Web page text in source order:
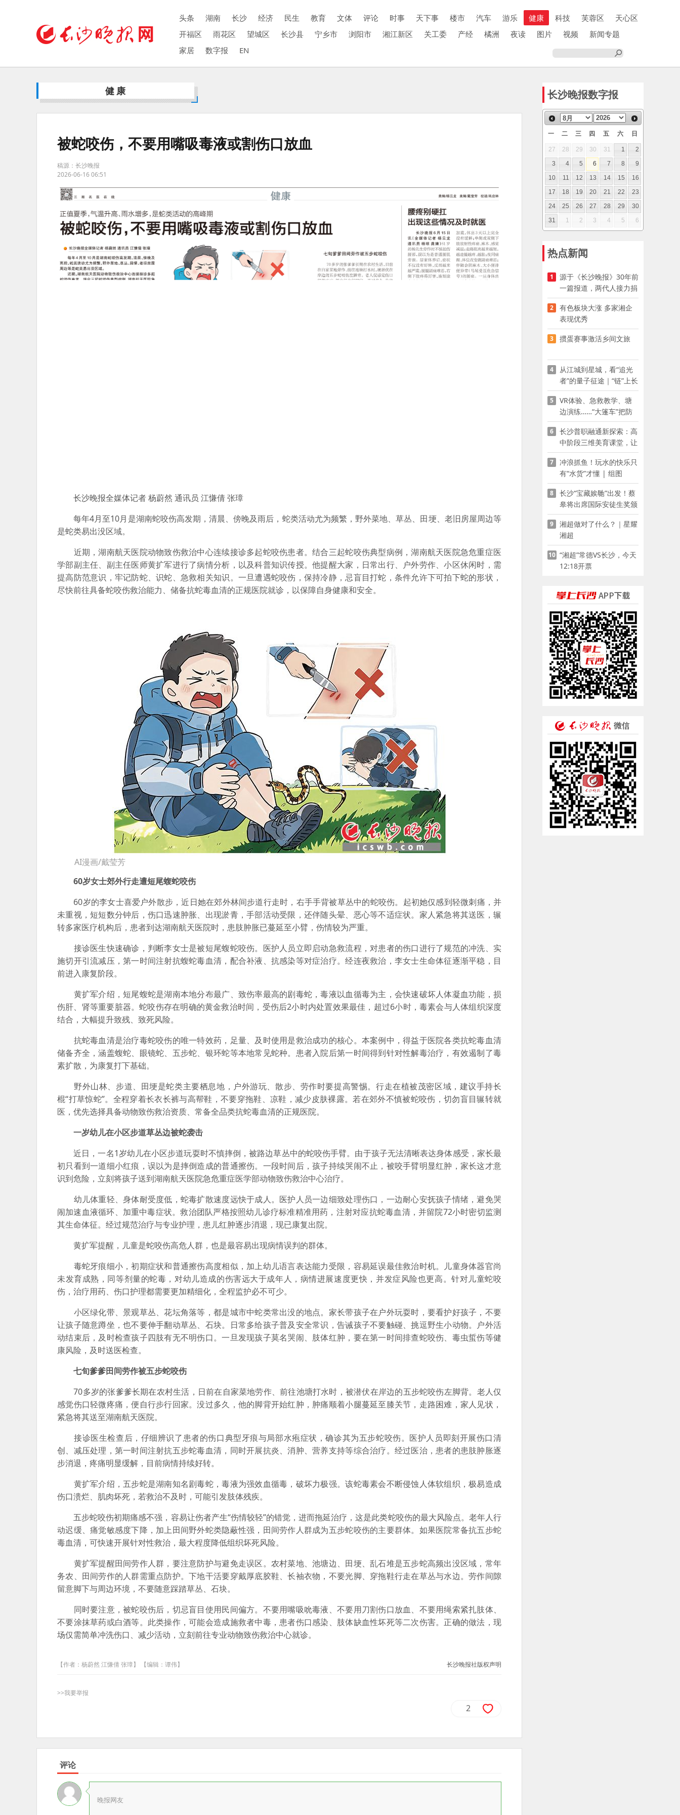
头条 湖南 长沙 经济 民生 教育 文体 评论 时事 天下事 楼市 汽车 游乐 健康 科技 芙蓉区
天心区
开福区
雨花区 望城区 长沙县 宁乡市 浏阳市 湘江新区 关工委 产经 橘洲 夜读 图片 视频
新闻专题
家居
数字报 EN
健康
被蛇咬伤，不要用嘴吸毒液或割伤口放血
稿源：长沙晚报
2026-06-16 06:51
长沙晚报全媒体记者 杨蔚然 通讯员 江慊倩 张璋
每年4月至10月是湖南蛇咬伤高发期，清晨、傍晚及雨后，蛇类活动尤为频繁，野外菜地、草丛、田埂、老旧房屋周边等
是蛇类易出没区域。
近期，湖南航天医院动物致伤救治中心连续接诊多起蛇咬伤患者。结合三起蛇咬伤典型病例，湖南航天医院急危重症医
学部副主任、副主任医师黄扩军进行了病情分析，以及科普知识传授。他提醒大家，日常出行、户外劳作、小区休闲时，需
提高防范意识，牢记防蛇、识蛇、急救相关知识。一旦遭遇蛇咬伤，保持冷静，忌盲目打蛇，条件允许下可拍下蛇的形状，
尽快前往具备蛇咬伤救治能力、储备抗蛇毒血清的正规医院就诊，以保障自身健康和安全。
AI漫画/戴莹芳
60岁女士郊外行走遭短尾蝮蛇咬伤
60岁的李女士喜爱户外散步，近日她在郊外林间步道行走时，右手手背被草丛中的蛇咬伤。起初她仅感到轻微刺痛，并
未重视，短短数分钟后，伤口迅速肿胀、出现淤青，手部活动受限，还伴随头晕、恶心等不适症状。家人紧急将其送医，辗
转多家医疗机构后，患者到达湖南航天医院时，患肢肿胀已蔓延至小臂，伤情较为严重。
接诊医生快速确诊，判断李女士是被短尾蝮蛇咬伤。医护人员立即启动急救流程，对患者的伤口进行了规范的冲洗、实
施切开引流减压，第一时间注射抗蝮蛇毒血清，配合补液、抗感染等对症治疗。经连夜救治，李女士生命体征逐渐平稳，目
前进入康复阶段。
黄扩军介绍，短尾蝮蛇是湖南本地分布最广、致伤率最高的剧毒蛇，毒液以血循毒为主，会快速破坏人体凝血功能，损
伤肝、肾等重要脏器。蛇咬伤存在明确的黄金救治时间，受伤后2小时内处置效果最佳，超过6小时，毒素会与人体组织深度
结合，大幅提升致残、致死风险。
抗蛇毒血清是治疗毒蛇咬伤的唯一特效药，足量、及时使用是救治成功的核心。本案例中，得益于医院各类抗蛇毒血清
储备齐全，涵盖蝮蛇、眼镜蛇、五步蛇、银环蛇等本地常见蛇种。患者入院后第一时间得到针对性解毒治疗，有效遏制了毒
素扩散，为康复打下基础。
野外山林、步道、田埂是蛇类主要栖息地，户外游玩、散步、劳作时要提高警惕。行走在植被茂密区域，建议手持长
棍“打草惊蛇”。全程穿着长衣长裤与高帮鞋，不要穿拖鞋、凉鞋，减少皮肤裸露。若在郊外不慎被蛇咬伤，切勿盲目辗转就
医，优先选择具备动物致伤救治资质、常备全品类抗蛇毒血清的正规医院。
一岁幼儿在小区步道草丛边被蛇袭击
近日，一名1岁幼儿在小区步道玩耍时不慎摔倒，被路边草丛中的蛇咬伤手臂。由于孩子无法清晰表达身体感受，家长最
初只看到一道细小红痕，误以为是摔倒造成的普通擦伤。一段时间后，孩子持续哭闹不止，被咬手臂明显红肿，家长这才意
识到危险，立刻将孩子送到湖南航天医院急危重症医学部动物致伤救治中心治疗。
幼儿体重轻、身体耐受度低，蛇毒扩散速度远快于成人。医护人员一边细致处理伤口，一边耐心安抚孩子情绪，避免哭
闹加速血液循环、加重中毒症状。救治团队严格按照幼儿诊疗标准精准用药，注射对应抗蛇毒血清，并留院72小时密切监测
其生命体征。经过规范治疗与专业护理，患儿红肿逐步消退，现已康复出院。
黄扩军提醒，儿童是蛇咬伤高危人群，也是最容易出现病情误判的群体。
毒蛇牙痕细小，初期症状和普通擦伤高度相似，加上幼儿语言表达能力受限，容易延误最佳救治时机。儿童身体器官尚
未发育成熟，同等剂量的蛇毒，对幼儿造成的伤害远大于成年人，病情进展速度更快，并发症风险也更高。针对儿童蛇咬
伤，治疗用药、伤口护理都需要更加精细化，全程监护必不可少。
小区绿化带、景观草丛、花坛角落等，都是城市中蛇类常出没的地点。家长带孩子在户外玩耍时，要看护好孩子，不要
让孩子随意蹲坐，也不要伸手翻动草丛、石块。日常多给孩子普及安全常识，告诫孩子不要触碰、挑逗野生小动物。户外活
动结束后，及时检查孩子四肢有无不明伤口。一旦发现孩子莫名哭闹、肢体红肿，要在第一时间排查蛇咬伤、毒虫蜇伤等健
康风险，及时送医检查。
七旬爹爹田间劳作被五步蛇咬伤
70多岁的张爹爹长期在农村生活，日前在自家菜地劳作、前往池塘打水时，被潜伏在岸边的五步蛇咬伤左脚背。老人仅
感觉伤口轻微疼痛，便自行步行回家。没过多久，他的脚背开始红肿，肿痛顺着小腿蔓延至膝关节，走路困难，家人见状，
紧急将其送至湖南航天医院。
接诊医生检查后，仔细辨识了患者的伤口典型牙痕与局部水疱症状，确诊其为五步蛇咬伤。医护人员即刻开展伤口清
创、减压处理，第一时间注射抗五步蛇毒血清，同时开展抗炎、消肿、营养支持等综合治疗。经过医治，患者的患肢肿胀逐
步消退，疼痛明显缓解，目前病情持续好转。
黄扩军介绍，五步蛇是湖南知名剧毒蛇，毒液为强效血循毒，破坏力极强。该蛇毒素会不断侵蚀人体软组织，极易造成
伤口溃烂、肌肉坏死，若救治不及时，可能引发肢体残疾。
五步蛇咬伤初期痛感不强，容易让伤者产生“伤情较轻”的错觉，进而拖延治疗，这是此类蛇咬伤的最大风险点。老年人行
动迟缓、痛觉敏感度下降，加上田间野外蛇类隐蔽性强，田间劳作人群成为五步蛇咬伤的主要群体。如果医院常备抗五步蛇
毒血清，可快速开展针对性救治，最大程度降低组织坏死风险。
黄扩军提醒田间劳作人群，要注意防护与避免走误区。农村菜地、池塘边、田埂、乱石堆是五步蛇高频出没区域，常年
务农、田间劳作的人群需重点防护。下地干活要穿戴厚底胶鞋、长袖衣物，不要光脚、穿拖鞋行走在草丛与水边。劳作间隙
留意脚下与周边环境，不要随意踩踏草丛、石块。
同时要注意，被蛇咬伤后，切忌盲目使用民间偏方。不要用嘴吸吮毒液、不要用刀割伤口放血、不要用绳索紧扎肢体、
不要涂抹草药或白酒等。此类操作，可能会造成施救者中毒，患者伤口感染、肢体缺血性坏死等二次伤害。正确的做法，现
场仅需简单冲洗伤口、减少活动，立刻前往专业动物致伤救治中心就诊。
【作者：杨蔚然 江慊倩 张璋】 【编辑：谭伟】 长沙晚报社版权声明
>>我要举报
2
评论
晚报网友
长沙晚报数字报
一 二 三 四 五 六 日
27 28 29 30 31 1
2
3
4 5 6 7 8
9
10
11 12 13 14 15
16
17
18 19 20 21 22
23
24
25 26 27 28 29
30
31
1 2 3 4 5 6
热点新闻
1
源于《长沙晚报》30年前
一篇报道，两代人接力捐
资助学
2
有色板块大涨 多家湘企
表现优秀
3 掼蛋赛事激活乡间文旅
4
从江城到星城，看“追光
者”的量子征途｜“链”上长
沙 “才”够硬核
5
VR体验、急救教学、塘
边演练……“大篷车”把防
溺水课堂搬到乡村青少年
家门口
6
长沙普职融通新探索：高
中阶段三维美育课堂，让
少年向美而生
7
冲浪抓鱼！玩水的快乐只
有“水货”才懂 | 组图
8
长沙“宝藏娭毑”出发！蔡
皋将出席国际安徒生奖颁
奖典礼并领奖
9
湘超做对了什么？｜星耀
湘超
10 “湘超”常德VS长沙，今天
12:18开票